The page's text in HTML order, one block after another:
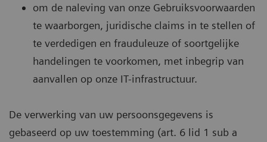
om de naleving van onze Gebruiksvoorwaarden
te waarborgen, juridische claims in te stellen of
te verdedigen en frauduleuze of soortgelijke
handelingen te voorkomen, met inbegrip van
aanvallen op onze IT-infrastructuur.
De verwerking van uw persoonsgegevens is
gebaseerd op uw toestemming (art. 6 lid 1 sub a